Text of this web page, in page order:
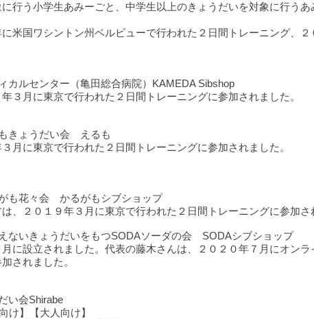
行う小学生あみーごと、中学生以上のきょうだいを対象に行う
米国ワシントン州ベルビューで行われた２日間トレーニング、
ルセンター（亀田総合病院）KAMEDA Sibshop
３月に東京で行われた２日間トレーニングに参加されました。
きょうだい会 えるも
月に東京で行われた２日間トレーニングに参加されました。
花々会 かるがもシブショップ
、２０１９年３月に東京で行われた２日間トレーニングに参加さ
いきょうだいをもつSODAソーダの会 SODAシブショップ
に設立されました。代表の藤木さんは、２０２０年７月にオン
されました。
会Shirabe
】【大人向け】